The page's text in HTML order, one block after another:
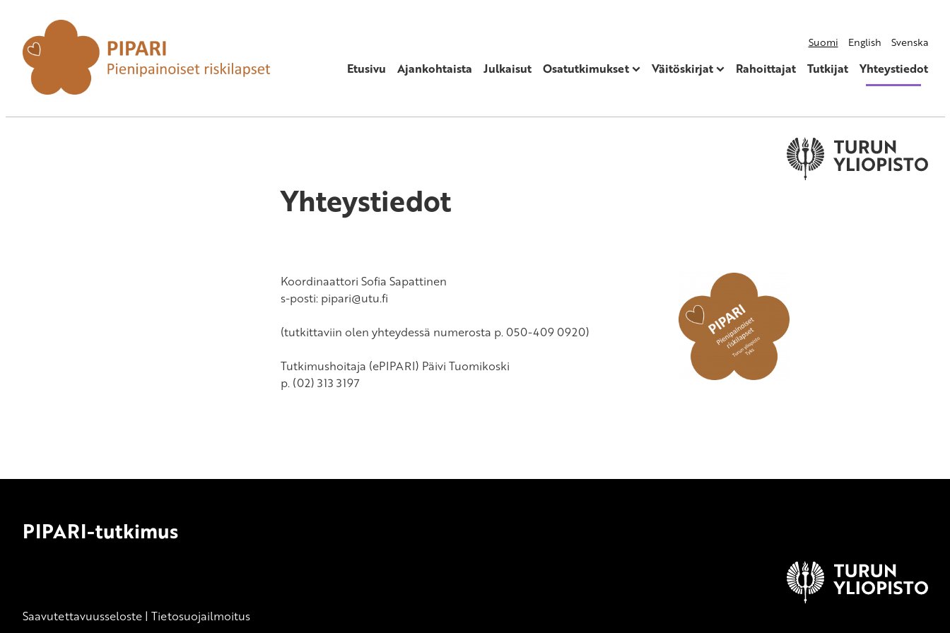
Suomi English Svenska
Etusivu Ajankohtaista Julkaisut Osatutkimukset Väitöskirjat Rahoittajat Tutkijat Yhteystiedot
Yhteystiedot
Koordinaattori Sofia Sapattinen
s-posti: pipari@utu.fi
(tutkittaviin olen yhteydessä numerosta p. 050-409 0920)
Tutkimushoitaja (ePIPARI) Päivi Tuomikoski
p. (02) 313 3197
PIPARI-tutkimus
Saavutettavuusseloste| Tietosuojailmoitus